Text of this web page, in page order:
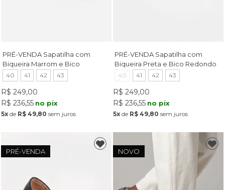
PRÉ-VENDA Sapatilha com
Biqueira Marrom e Bico
Redondo Café
40 41 42 43
R$ 249,00
R$ 236,55 no pix
5xde R$ 49,80 sem juros
PRÉ-VENDA Sapatilha com
Biqueira Preta e Bico Redondo
Amêndoa
40 41 42 43
R$ 249,00
R$ 236,55 no pix
5x de R$ 49,80 sem juros
PRÉ-VENDA NOVO